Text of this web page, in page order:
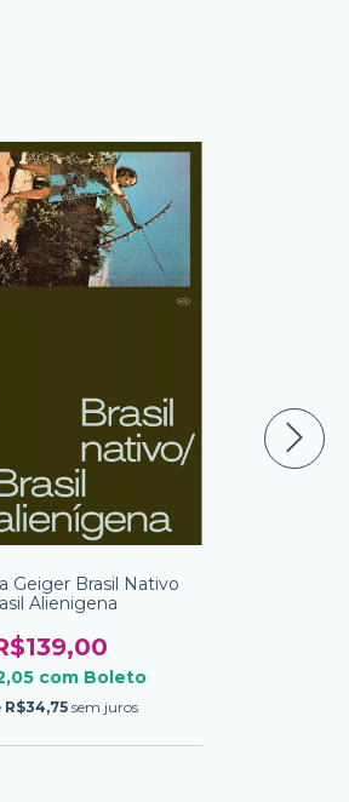
Geiger Brasil Nativo
Alienigena
com Boleto
R$34,75 sem juros